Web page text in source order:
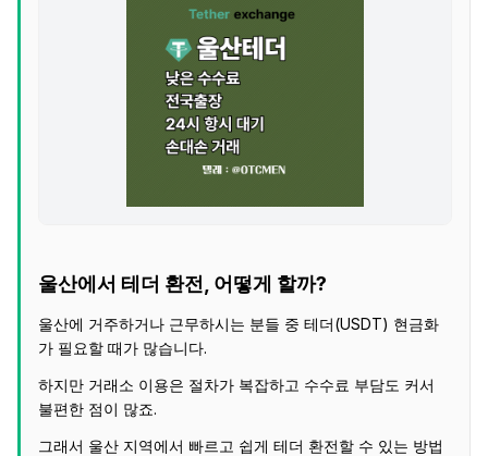
울산에서 테더 환전, 어떻게 할까?
울산에 거주하거나 근무하시는 분들 중 테더(USDT) 현금화
가 필요할 때가 많습니다.
하지만 거래소 이용은 절차가 복잡하고 수수료 부담도 커서
불편한 점이 많죠.
그래서 울산 지역에서 빠르고 쉽게 테더 환전할 수 있는 방법